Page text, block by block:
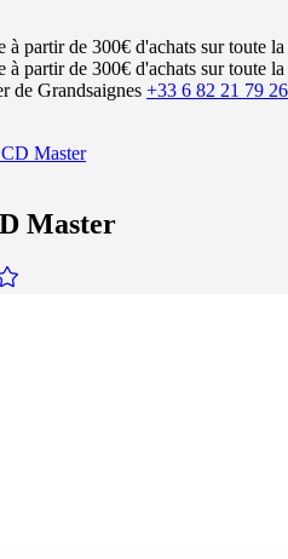
partir de 300€ d'achats sur toute
partir de 300€ d'achats sur toute
de Grandsaignes +33 6 82 21 79 26
Master
Master